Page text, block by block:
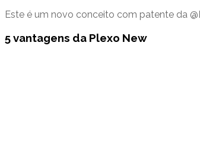
Este é um novo conceito com patente da
5 vantagens da Plexo New